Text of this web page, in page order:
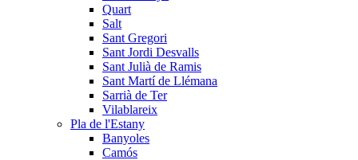
Quart
Salt
Sant Gregori
Sant Jordi Desvalls
Sant Julià de Ramis
Sant Martí de Llémana
Sarrià de Ter
Vilablareix
Pla de l'Estany
Banyoles
Camós